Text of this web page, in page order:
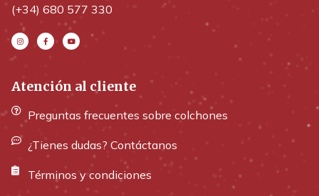
(+34) 680 577 330
Atención al cliente
Preguntas frecuentes sobre colchones
¿Tienes dudas? Contáctanos
Términos y condiciones